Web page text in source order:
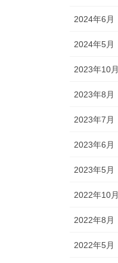
2024年6月
2024年5月
2023年10月
2023年8月
2023年7月
2023年6月
2023年5月
2022年10月
2022年8月
2022年5月